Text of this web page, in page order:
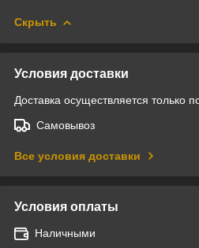
Скрыть
Условия доставки
Доставка осуществляется только
Самовывоз
Все условия доставки
Условия оплаты
Наличными